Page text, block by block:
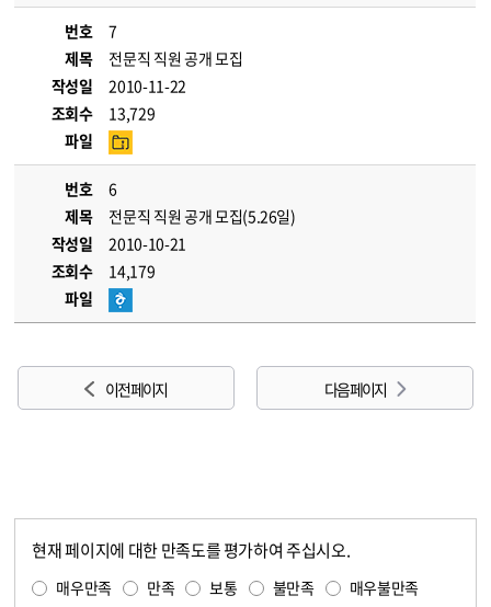
번호
7
제목
전문직 직원 공개 모집
작성일
2010-11-22
조회수
13,729
파일
번호
6
제목
전문직 직원 공개 모집(5.26일)
작성일
2010-10-21
조회수
14,179
파일
이전 페이지 다음 페이지
현재 페이지에 대한 만족도를 평가하여 주십시오.
매우만족 만족 보통 불만족 매우불만족